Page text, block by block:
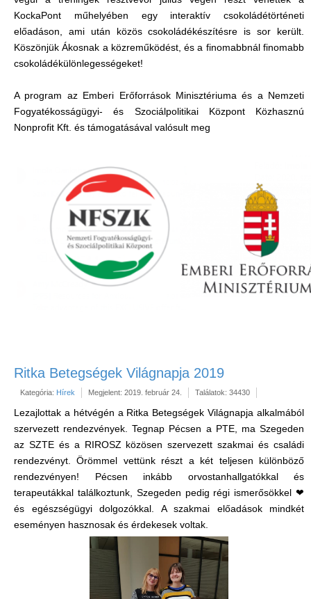
KockaPont műhelyében egy interaktív csokoládétörténeti
előadáson, ami után közös csokoládékészítésre is sor került.
Köszönjük Ákosnak a közreműködést, és a finomabbnál finomabb
csokoládékülönlegességeket!
A program az Emberi Erőforrások Minisztériuma és a Nemzeti
Fogyatékosságügyi- és Szociálpolitikai Központ Közhasznú
Nonprofit Kft. és támogatásával valósult meg
Ritka Betegségek Világnapja 2019
Kategória: Hírek Megjelent: 2019. február 24. Találatok: 34430
Lezajlottak a hétvégén a Ritka Betegségek Világnapja alkalmából
szervezett rendezvények. Tegnap Pécsen a PTE, ma Szegeden
az SZTE és a RIROSZ közösen szervezett szakmai és családi
rendezvényt. Örömmel vettünk részt a két teljesen különböző
rendezvényen! Pécsen inkább orvostanhallgatókkal és
terapeutákkal találkoztunk, Szegeden pedig régi ismerősökkel ❤
és egészségügyi dolgozókkal. A szakmai előadások mindkét
eseményen hasznosak és érdekesek voltak.